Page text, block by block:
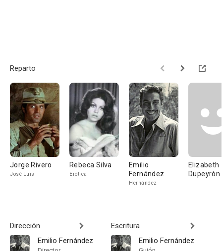
Reparto
Jorge Rivero
José Luis
Rebeca Silva
Erótica
Emilio
Fernández
Hernández
Elizabeth
Dupeyrón
Dirección
Emilio Fernández
Escritura
Emilio Fernández